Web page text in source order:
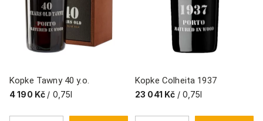
Kopke Tawny 40 y.o.
4 190 Kč / 0,75l
Kopke Colheita 1937
23 041 Kč / 0,75l